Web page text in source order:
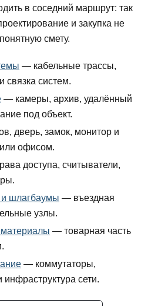
в соседний маршрут: так
и закупка не
смету.
— кабельные трассы,
связка систем.
— камеры, архив, удалённый
под объект.
дверь, замок, монитор и
офисом.
доступа, считыватели,
и шлагбаумы — въездная
узлы.
материалы — товарная часть
— коммутаторы,
сети.